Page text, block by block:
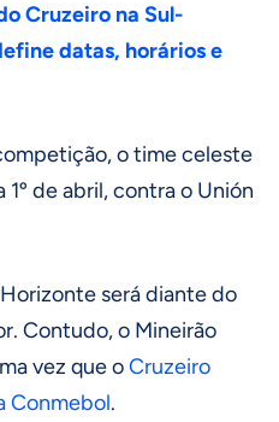
Cruzeiro na Sul-
datas, horários e
o time celeste
de abril, contra o Unión
será diante do
Contudo, o Mineirão
vez que oCruzeiro
Conmebol.